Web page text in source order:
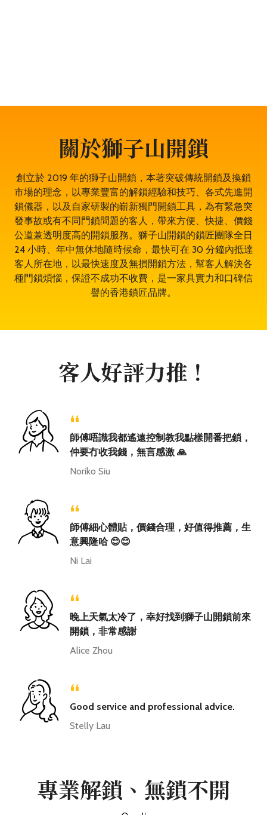
關於獅子山開鎖
創立於 2019 年的獅子山開鎖，本著突破傳統開鎖及換鎖
市場的理念，以專業豐富的解鎖經驗和技巧、各式先進開
鎖儀器，以及自家研製的嶄新獨門開鎖工具，為有緊急突
發事故或有不同門鎖問題的客人，帶來方便、快捷、價錢
公道兼透明度高的開鎖服務。獅子山開鎖的鎖匠團隊全日
24 小時、年中無休地隨時候命，最快可在 30 分鐘內抵達
客人所在地，以最快速度及無損開鎖方法，幫客人解決各
種門鎖煩惱，保證不成功不收費，是一家具實力和口碑信
譽的香港鎖匠品牌。
客人好評力推！
“
師傅唔識我都遙遠控制教我點樣開番把鎖，
仲要冇收我錢，無言感激 🙏
Noriko Siu
“
師傅細心體貼，價錢合理，好值得推薦，生
意興隆哈 😊😊
Ni Lai
“
晚上天氣太冷了，幸好找到獅子山開鎖前來
開鎖，非常感謝
Alice Zhou
“
Good service and professional advice.
Stelly Lau
專業解鎖、無鎖不開